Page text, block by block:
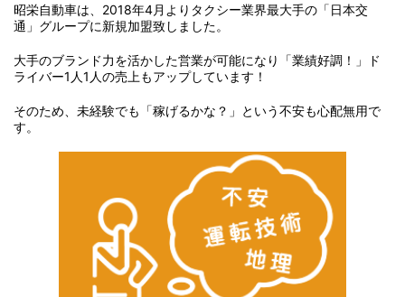
昭栄自動車は、2018年4月よりタクシー業界最大手の「日本交
通」グループに新規加盟致しました。
大手のブランド力を活かした営業が可能になり「業績好調！」ド
ライバー1人1人の売上もアップしています！
そのため、未経験でも「稼げるかな？」という不安も心配無用で
す。